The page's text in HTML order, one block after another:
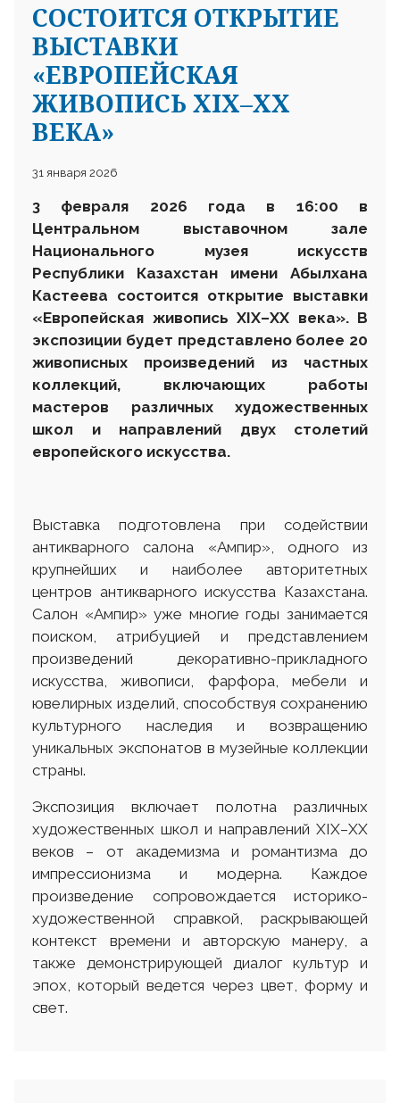
СОСТОИТСЯ ОТКРЫТИЕ
ВЫСТАВКИ
«ЕВРОПЕЙСКАЯ
ЖИВОПИСЬ XIX–XX
ВЕКА»
31 января 2026
3 февраля 2026 года в 16:00 в
Центральном выставочном зале
Национального музея искусств
Республики Казахстан имени Абылхана
Кастеева состоится открытие выставки
«Европейская живопись XIX–XX века». В
экспозиции будет представлено более 20
живописных произведений из частных
коллекций, включающих работы
мастеров различных художественных
школ и направлений двух столетий
европейского искусства.
Выставка подготовлена при содействии
антикварного салона «Ампир», одного из
крупнейших и наиболее авторитетных
центров антикварного искусства Казахстана.
Салон «Ампир» уже многие годы занимается
поиском, атрибуцией и представлением
произведений декоративно-прикладного
искусства, живописи, фарфора, мебели и
ювелирных изделий, способствуя сохранению
культурного наследия и возвращению
уникальных экспонатов в музейные коллекции
страны.
Экспозиция включает полотна различных
художественных школ и направлений XIX–XX
веков – от академизма и романтизма до
импрессионизма и модерна. Каждое
произведение сопровождается историко-
художественной справкой, раскрывающей
контекст времени и авторскую манеру, а
также демонстрирующей диалог культур и
эпох, который ведется через цвет, форму и
свет.